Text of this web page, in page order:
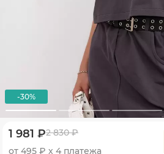
-30%
1 981 ₽2 830 ₽
от 495 ₽ х 4 платежа